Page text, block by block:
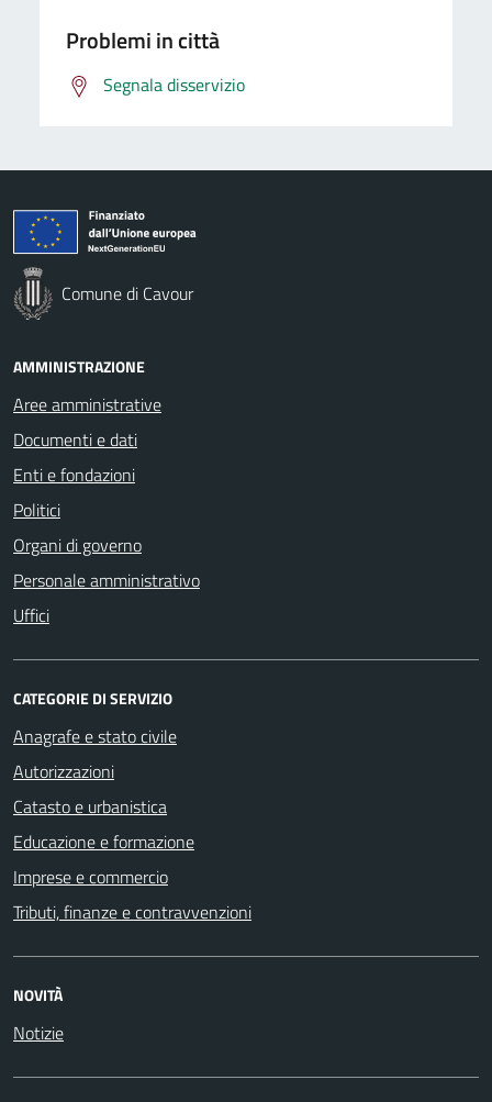
Problemi in città
Segnala disservizio
Comune di Cavour
AMMINISTRAZIONE
Aree amministrative
Documenti e dati
Enti e fondazioni
Politici
Organi di governo
Personale amministrativo
Uffici
CATEGORIE DI SERVIZIO
Anagrafe e stato civile
Autorizzazioni
Catasto e urbanistica
Educazione e formazione
Imprese e commercio
Tributi, finanze e contravvenzioni
NOVITÀ
Notizie